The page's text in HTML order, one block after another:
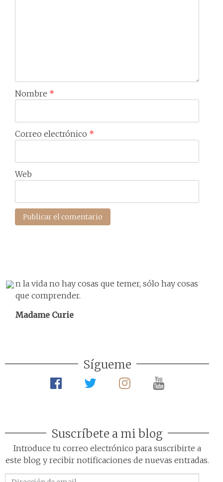
Nombre *
Correo electrónico *
Web
n la vida no hay cosas que temer, sólo hay cosas
que comprender.
Madame Curie
Sígueme
Suscríbete a mi blog
Introduce tu correo electrónico para suscribirte a
este blog y recibir notificaciones de nuevas entradas.